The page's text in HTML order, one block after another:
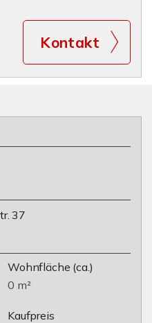
Kontakt
37
Wohnfläche (ca.)
0 m²
Kaufpreis